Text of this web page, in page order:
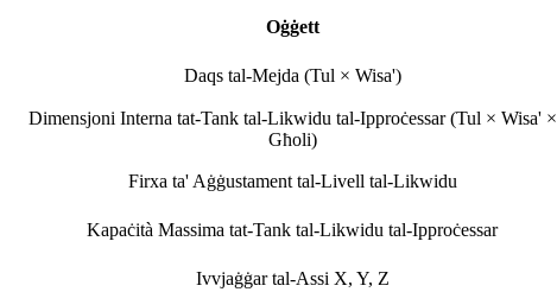
Oġġett
Daqs tal-Mejda (Tul × Wisa')
Dimensjoni Interna tat-Tank tal-Likwidu tal-Ipproċessar (Tul × Wisa' ×
Għoli)
Firxa ta' Aġġustament tal-Livell tal-Likwidu
Kapaċità Massima tat-Tank tal-Likwidu tal-Ipproċessar
Ivvjaġġar tal-Assi X, Y, Z